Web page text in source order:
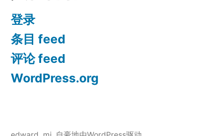
登录
条目 feed
评论 feed
WordPress.org